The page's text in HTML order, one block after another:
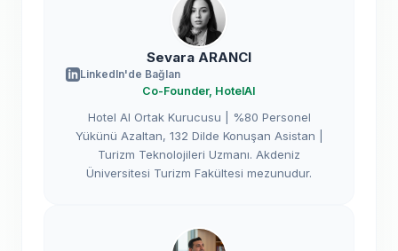
Sevara ARANCI
LinkedIn'de Bağlan
Co-Founder, HotelAI
Hotel AI Ortak Kurucusu | %80 Personel
Yükünü Azaltan, 132 Dilde Konuşan Asistan |
Turizm Teknolojileri Uzmanı. Akdeniz
Üniversitesi Turizm Fakültesi mezunudur.